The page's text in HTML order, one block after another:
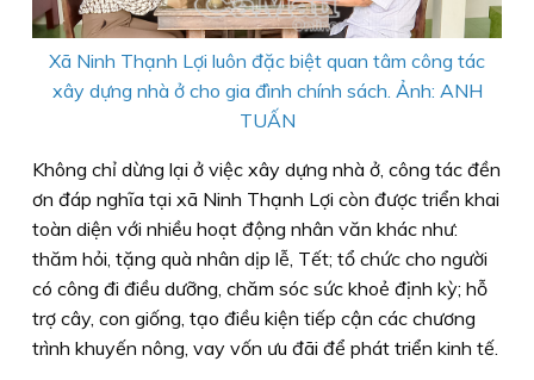
Xã Ninh Thạnh Lợi luôn đặc biệt quan tâm công tác
xây dựng nhà ở cho gia đình chính sách. Ảnh: ANH
TUẤN
Không chỉ dừng lại ở việc xây dựng nhà ở, công tác đền
ơn đáp nghĩa tại xã Ninh Thạnh Lợi còn được triển khai
toàn diện với nhiều hoạt động nhân văn khác như:
thăm hỏi, tặng quà nhân dịp lễ, Tết; tổ chức cho người
có công đi điều dưỡng, chăm sóc sức khoẻ định kỳ; hỗ
trợ cây, con giống, tạo điều kiện tiếp cận các chương
trình khuyến nông, vay vốn ưu đãi để phát triển kinh tế.